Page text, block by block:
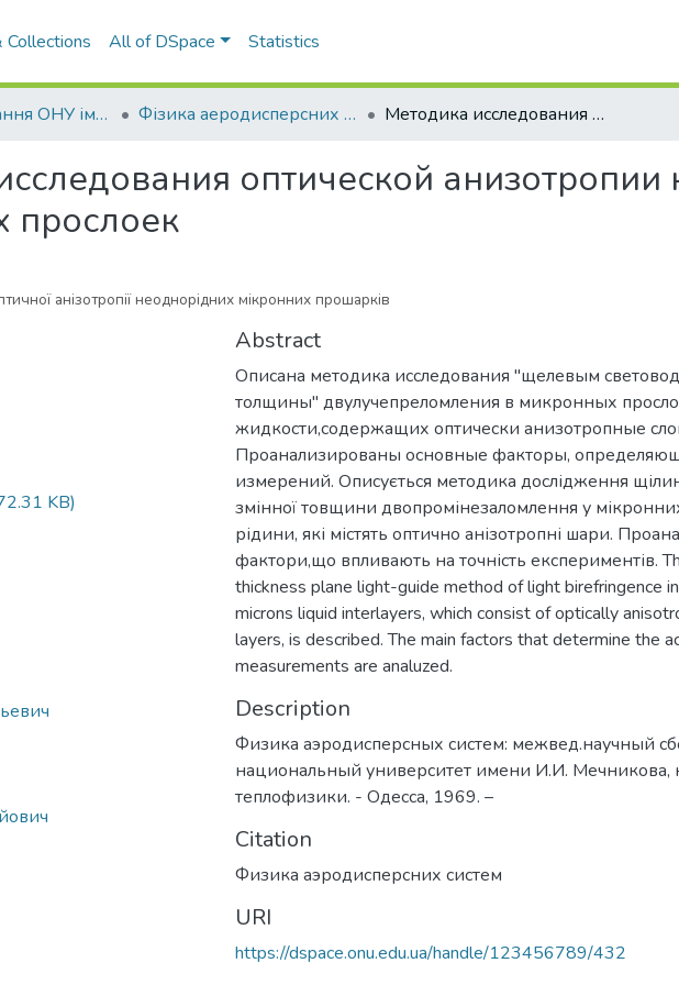
Collections All of DSpace Statistics
Наукові видання ОНУ імені І. І. Мечникова Фізика аеродисперсних систем Методика исследования оптической анизотропии неоднородных микронных прослоек
оптической
прослоек
анізотропії неоднорідних мікронних прошарків
KB)
Abstract
Описана методика исследования "щелевым
толщины" двулучепреломления в микронных
жидкости,содержащих оптически анизотропные
Проанализированы основные факторы,
измерений. Описується методика дослідження
змінної товщини двопромінезаломлення у
рідини, які містять оптично анізотропні шари.
фактори,що впливають на точність експериментів.
thickness plane light-guide method of light birefringence
microns liquid interlayers, which consist of optically
layers, is described. The main factors that determine the
measurements are analuzed.
Description
Физика аэродисперсных систем: межвед.научный
национальный университет имени И.И. Мечникова,
теплофизики. - Одесса, 1969. –
Citation
Физика аэродисперсних систем
URI
https://dspace.onu.edu.ua/handle/123456789/432